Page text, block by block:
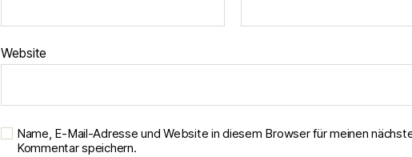
Website
Name, E-Mail-Adresse und Website in diesem Browser für meinen
Kommentar speichern.